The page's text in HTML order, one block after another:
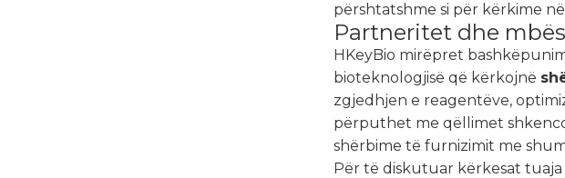
përshtatshme si për kërkime
Partneritet dhe
HKeyBio mirëpret
bioteknologjisë që kërkojnë
zgjedhjen e reagentëve,
përputhet me qëllimet
shërbime të furnizimit me
Për të diskutuar kërkesat